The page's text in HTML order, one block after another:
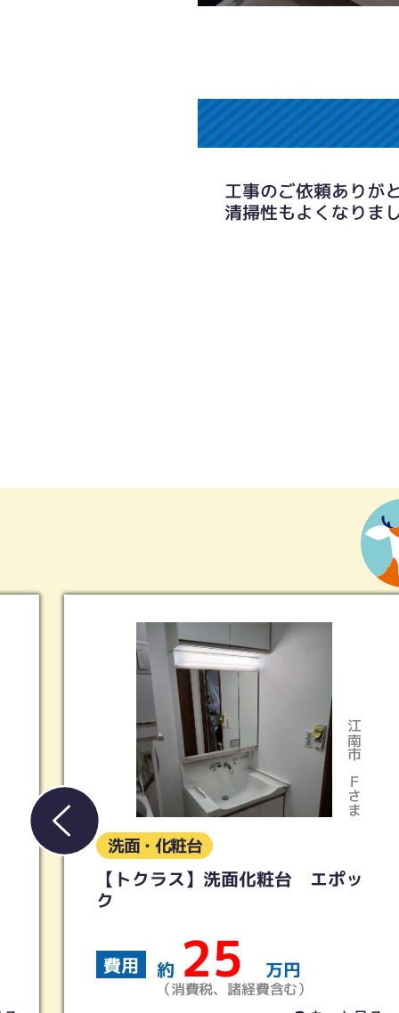
工事のご依頼ありが
清掃性もよくなりま
江南市
Ｆさま
洗面・化粧台
【トクラス】洗面化粧台 エポッ
ク
費用 約 25 万円
（消費税、諸経費含む）